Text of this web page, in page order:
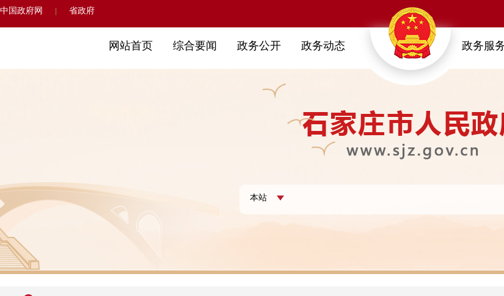
中国政府网 省政府
网站首页 综合要闻 政务公开 政务动态 政务服